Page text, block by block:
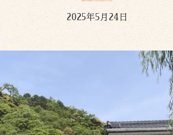
2025年5月24日